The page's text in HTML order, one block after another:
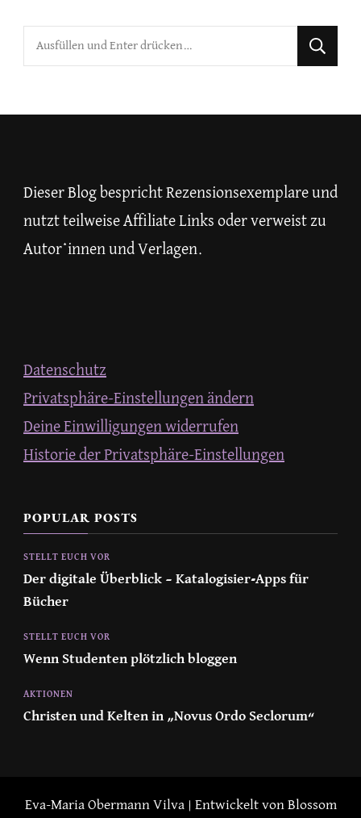
Suchst
du
Dieser Blog bespricht Rezensionsexemplare und
nutzt teilweise Affiliate Links oder verweist zu
Autor*innen und Verlagen.
Datenschutz
Privatsphäre-Einstellungen ändern
Deine Einwilligungen widerrufen
Historie der Privatsphäre-Einstellungen
POPULAR POSTS
STELLT EUCH VOR
Der digitale Überblick – Katalogisier-Apps für
Bücher
STELLT EUCH VOR
Wenn Studenten plötzlich bloggen
AKTIONEN
Christen und Kelten in „Novus Ordo Seclorum“
Eva-Maria ObermannVilva | Entwickelt von Blossom